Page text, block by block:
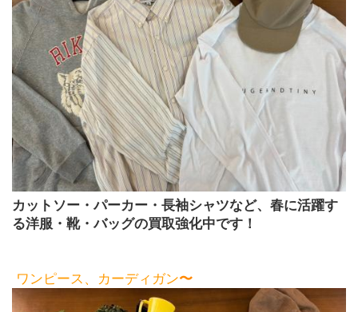
カットソー・パーカー・長袖シャツなど、春に活躍す
る洋服・靴・バッグの買取強化中です！
ワンピース、カーディガン〜